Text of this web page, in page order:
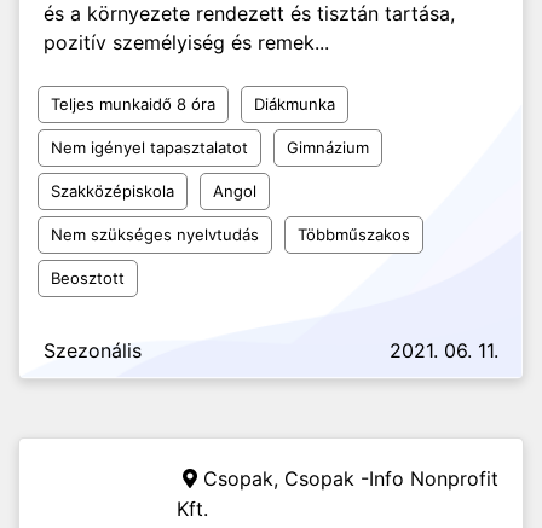
és a környezete rendezett és tisztán tartása,
pozitív személyiség és remek...
Teljes munkaidő 8 óra Diákmunka
Nem igényel tapasztalatot Gimnázium
Szakközépiskola Angol
Nem szükséges nyelvtudás Többműszakos
Beosztott
Szezonális 2021. 06. 11.
Csopak, Csopak -Info Nonprofit
Kft.